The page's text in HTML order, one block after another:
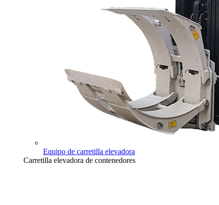
Equipo de carretilla elevadora
Carretilla elevadora de contenedores